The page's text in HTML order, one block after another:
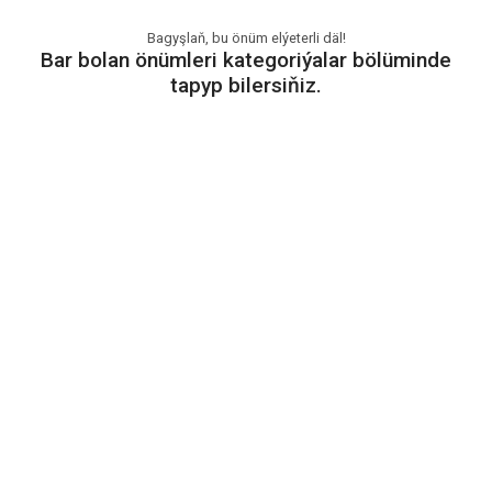
Bagyşlaň, bu önüm elýeterli däl!
Bar bolan önümleri kategoriýalar bölüminde
tapyp bilersiňiz.